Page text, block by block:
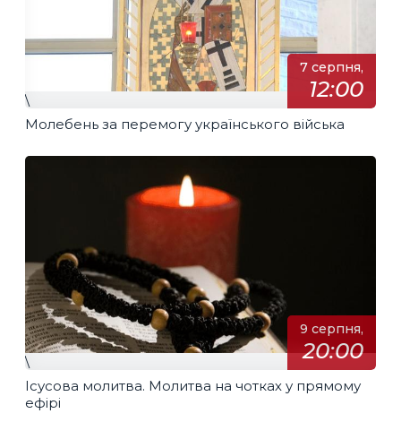
7 серпня,
12:00
\
Молебень за перемогу українського війська
9 серпня,
20:00
\
Ісусова молитва. Молитва на чотках у прямому
ефірі